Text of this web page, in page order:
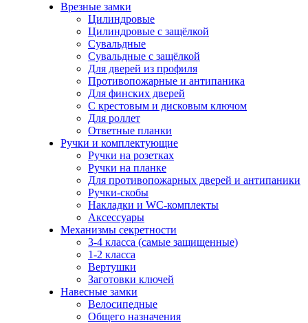
Врезные замки
Цилиндровые
Цилиндровые с защёлкой
Сувальдные
Сувальдные с защёлкой
Для дверей из профиля
Противопожарные и антипаника
Для финских дверей
С крестовым и дисковым ключом
Для роллет
Ответные планки
Ручки и комплектующие
Ручки на розетках
Ручки на планке
Для противопожарных дверей и антипаники
Ручки-скобы
Накладки и WC-комплекты
Аксессуары
Механизмы секретности
3-4 класса (самые защищенные)
1-2 класса
Вертушки
Заготовки ключей
Навесные замки
Велосипедные
Общего назначения